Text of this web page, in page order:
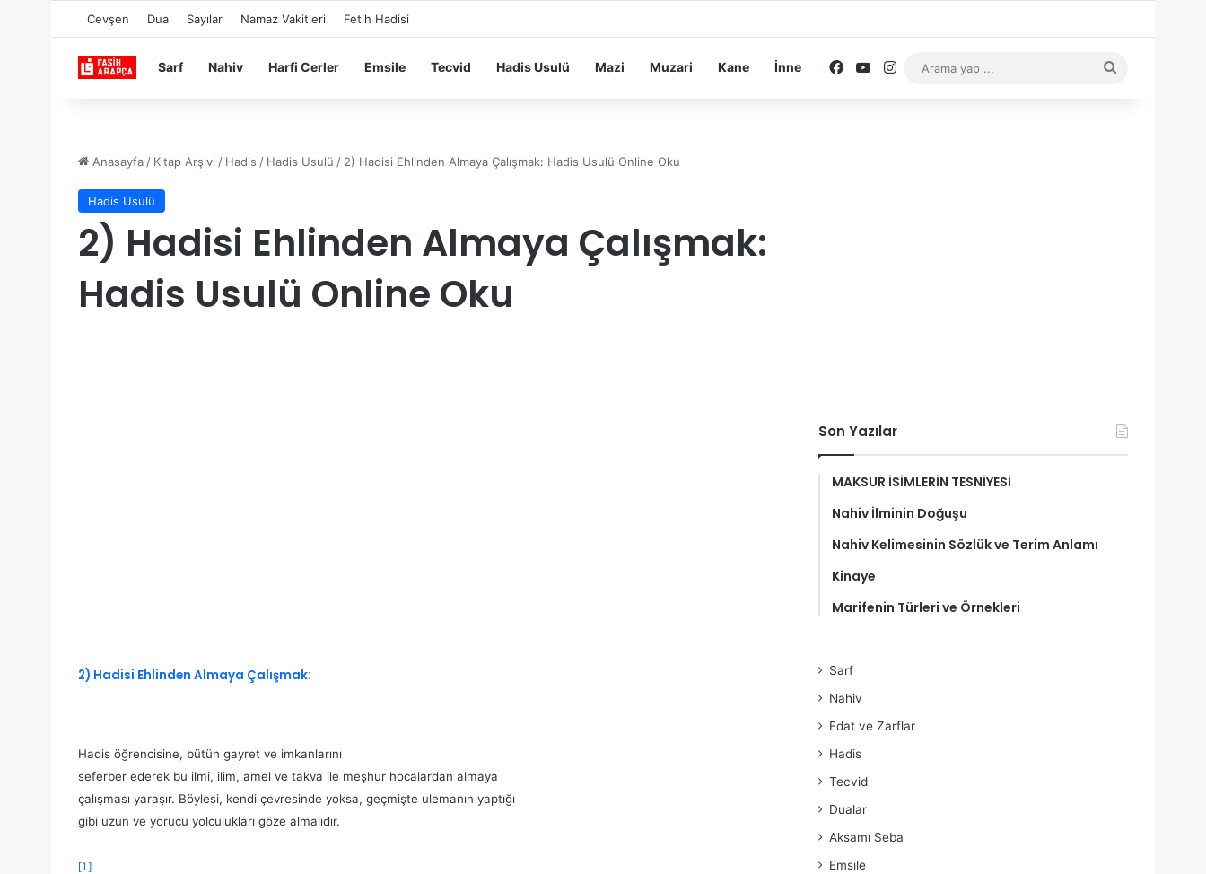
Cevşen Dua Sayılar Namaz Vakitleri Fetih Hadisi
Sarf Nahiv Harfi Cerler Emsile Tecvid Hadis Usulü Mazi Muzari Kane İnne Facebook
YouTube
Instagram
Anasayfa / Kitap Arşivi / Hadis / Hadis Usulü / 2) Hadisi Ehlinden Almaya Çalışmak: Hadis Usulü Online Oku
Hadis Usulü
2) Hadisi Ehlinden Almaya Çalışmak:
Hadis Usulü Online Oku
2) Hadisi Ehlinden Almaya Çalışmak:
Hadis öğrencisine, bütün gayret ve imkanlarını
seferber ederek bu ilmi, ilim, amel ve takva ile meşhur hocalardan almaya
çalışması yaraşır. Böylesi, kendi çevresinde yoksa, geçmişte ulemanın yaptığı
gibi uzun ve yorucu yolculukları göze almalıdır.
[1]
Son Yazılar
MAKSUR İSİMLERİN TESNİYESİ
Nahiv İlminin Doğuşu
Nahiv Kelimesinin Sözlük ve Terim Anlamı
Kinaye
Marifenin Türleri ve Örnekleri
Sarf
Nahiv
Edat ve Zarflar
Hadis
Tecvid
Dualar
Aksamı Seba
Emsile